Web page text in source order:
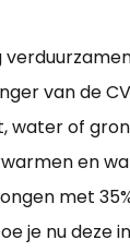
van de
water of
en
met
je nu deze